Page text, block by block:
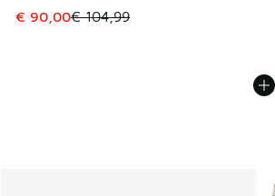
Cet article est en promotion. Prix en
€ 90,00€ 104,99